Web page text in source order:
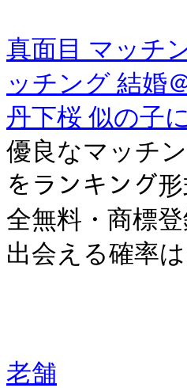
真面目 マッチ
ッチング 結婚
丹下桜 似の子
優良なマッチ
をランキング
全無料・商標
出会える確率
老舗